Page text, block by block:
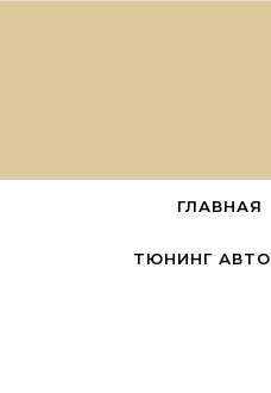
ГЛАВНАЯ
ТЮНИНГ АВТО